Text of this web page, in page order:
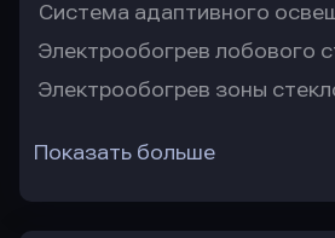
Система адаптивного
Электрообогрев лобового
Электрообогрев зоны
Показать больше